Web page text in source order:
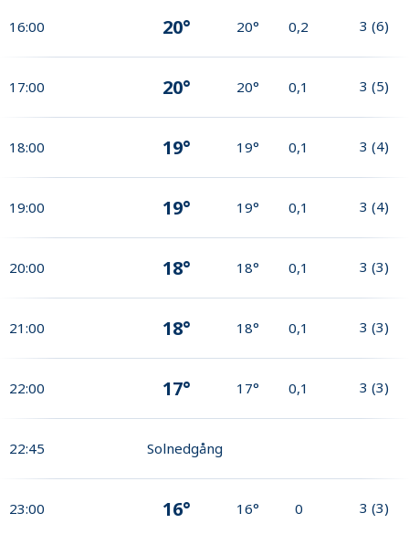
16:00 20° 20° 0,2 3 (6)
17:00 20° 20° 0,1 3 (5)
18:00 19° 19° 0,1 3 (4)
19:00 19° 19° 0,1 3 (4)
20:00 18° 18° 0,1 3 (3)
21:00 18° 18° 0,1 3 (3)
22:00 17° 17° 0,1 3 (3)
22:45 Solnedgång
23:00 16° 16° 0 3 (3)